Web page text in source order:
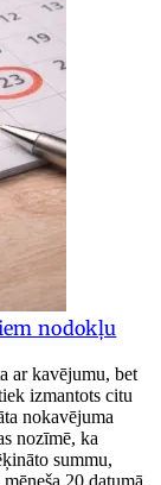
nodokļu
ar kavējumu, bet
izmantots citu
nokavējuma
nozīmē, ka
summu,